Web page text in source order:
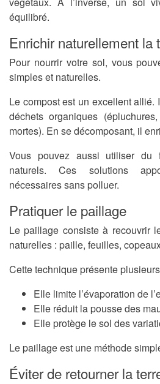
équilibré.
Enrichir naturellement la
Pour nourrir votre sol, vous
simples et naturelles.
Le compost est un excellent allié.
déchets organiques
mortes). En se décomposant, il
Vous pouvez aussi utiliser du
naturels. Ces solutions
nécessaires sans polluer.
Pratiquer le paillage
Le paillage consiste à recouvrir
naturelles : paille, feuilles,
Cette technique présente
Elle limite l’évaporation de
Elle réduit la pousse des
Elle protège le sol des
Le paillage est une méthode
Éviter de retourner la